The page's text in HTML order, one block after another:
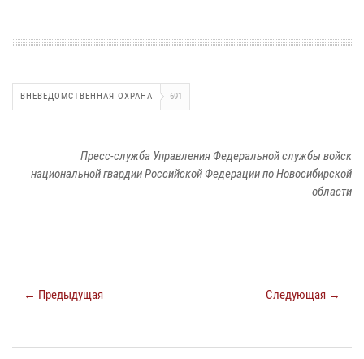
ВНЕВЕДОМСТВЕННАЯ ОХРАНА 691
Пресс-служба Управления Федеральной службы войск
национальной гвардии Российской Федерации по Новосибирской
области
← Предыдущая Следующая →